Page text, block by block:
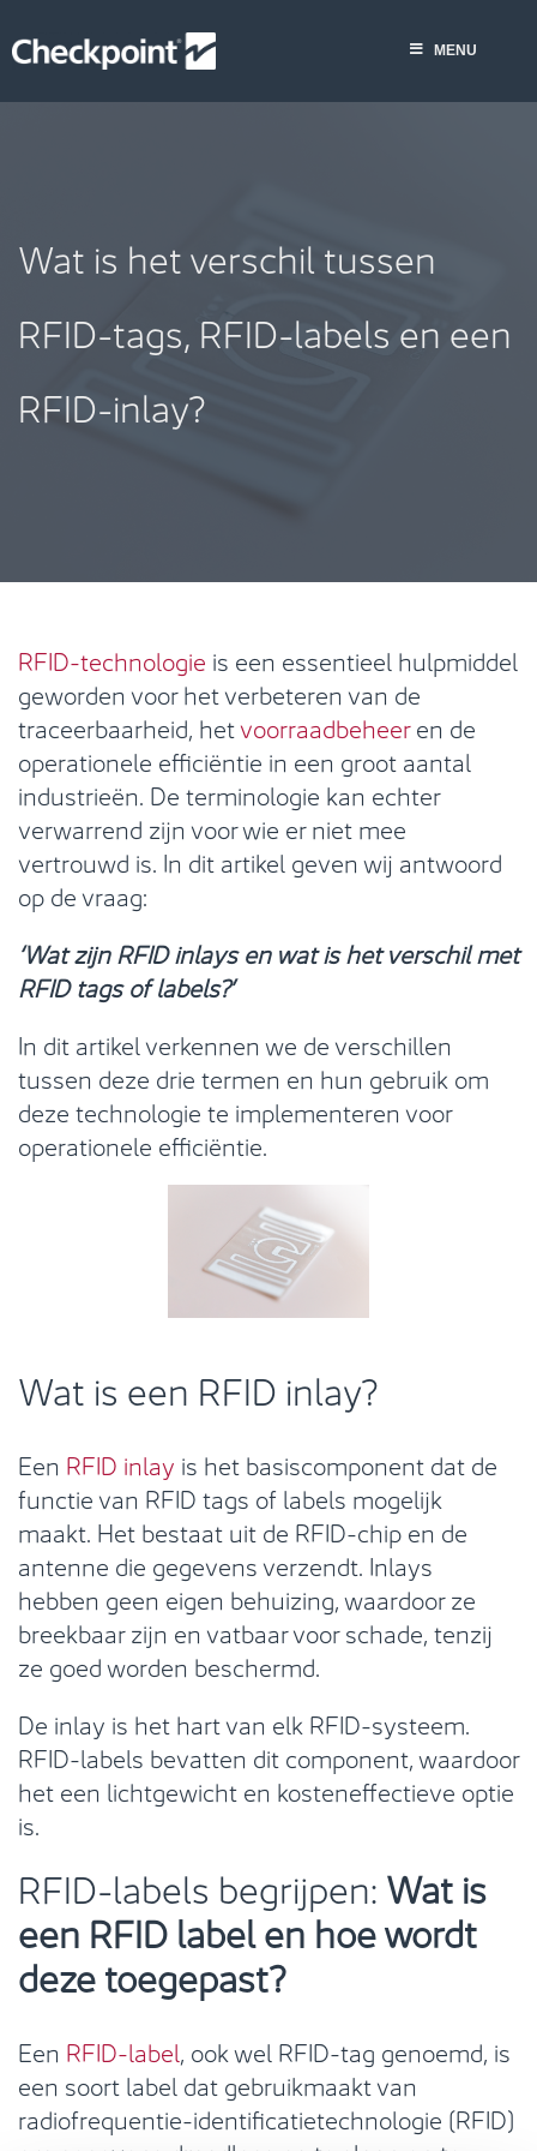
to
MENU
Wat is het verschil tussen
RFID-tags, RFID-labels en een
RFID-inlay?
RFID-technologie is een essentieel hulpmiddel
geworden voor het verbeteren van de
traceerbaarheid, hetvoorraadbeheeren de
operationele efficiëntie in een groot aantal
industrieën. De terminologie kan echter
verwarrend zijn voor wie er niet mee
vertrouwd is. In dit artikel geven wij antwoord
op de vraag:
‘Wat zijn RFID inlays en wat is het verschil met
RFID tags of labels?’
In dit artikel verkennen we de verschillen
tussen deze drie termen en hun gebruik om
deze technologie te implementeren voor
operationele efficiëntie.
Wat is een RFID inlay?
Een RFID inlay is het basiscomponent dat de
functie van RFID tags of labels mogelijk
maakt. Het bestaat uit de RFID-chip en de
antenne die gegevens verzendt. Inlays
hebben geen eigen behuizing, waardoor ze
breekbaar zijn en vatbaar voor schade, tenzij
ze goed worden beschermd.
De inlay is het hart van elk RFID-systeem.
RFID-labels bevatten dit component, waardoor
het een lichtgewicht en kosteneffectieve optie
is.
RFID-labels begrijpen:Wat is
een RFID label en hoe wordt
deze toegepast?
Een RFID-label, ook wel RFID-tag genoemd, is
een soort label dat gebruikmaakt van
radiofrequentie-identificatietechnologie (RFID)